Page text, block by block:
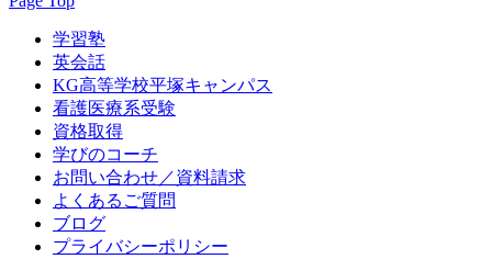
学習塾
英会話
KG高等学校平塚キャンパス
看護医療系受験
資格取得
学びのコーチ
お問い合わせ／資料請求
よくあるご質問
ブログ
プライバシーポリシー